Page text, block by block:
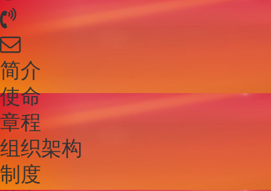
简介
使命
章程
组织架构
制度